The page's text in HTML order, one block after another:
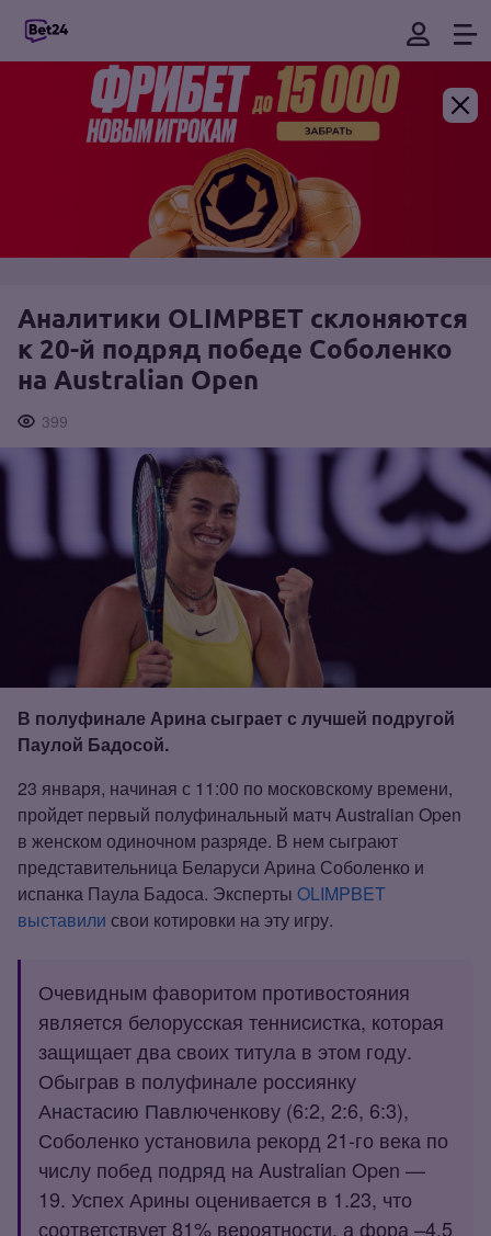
Аналитики OLIMPBET склоняются
к 20-й подряд победе Соболенко
на Australian Open
399
В полуфинале Арина сыграет с лучшей подругой
Паулой Бадосой.
23 января, начиная с 11:00 по московскому времени,
пройдет первый полуфинальный матч Australian Open
в женском одиночном разряде. В нем сыграют
представительница Беларуси Арина Соболенко и
испанка Паула Бадоса. Эксперты OLIMPBET
выставили свои котировки на эту игру.
Очевидным фаворитом противостояния
является белорусская теннисистка, которая
защищает два своих титула в этом году.
Обыграв в полуфинале россиянку
Анастасию Павлюченкову (6:2, 2:6, 6:3),
Соболенко установила рекорд 21‑го века по
числу побед подряд на Australian Open —
19. Успех Арины оценивается в 1.23, что
соответствует 81% вероятности, а фора –4,5